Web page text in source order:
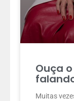
Ouça
Muitas